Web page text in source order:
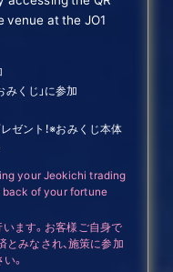
venue at the JO1
くじ」に参加
ゼント！※おみくじ本体
your Jeokichi trading
of your fortune
ます。お客様ご自身で
みなされ、施策に参加
。